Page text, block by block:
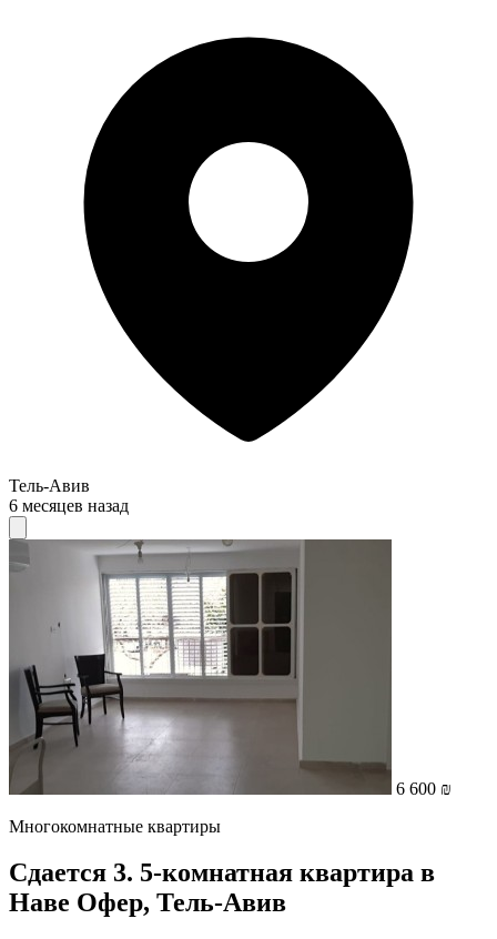
Тель-Авив
6 месяцев назад
6 600 ₪
Многокомнатные квартиры
Сдается 3. 5-комнатная квартира в
Наве Офер, Тель-Авив